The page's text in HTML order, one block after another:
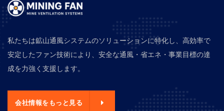
私たちは鉱山通風システムのソリューションに特化し、高効率で
安定したファン技術により、安全な通風・省エネ・事業目標の達
成を力強く支援します。
会社情報をもっと見る